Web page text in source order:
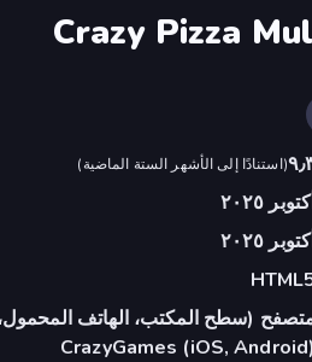
Crazy Pizza
(استنادًا إلى الأشهر الستة الماضية)
٢٠٢٥
٢٠٢٥
(سطح المكتب، الهاتف
CrazyGames (iOS, Android)